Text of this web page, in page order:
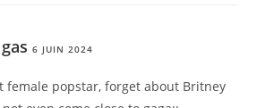
6 JUIN 2024
female popstar, forget about Britney